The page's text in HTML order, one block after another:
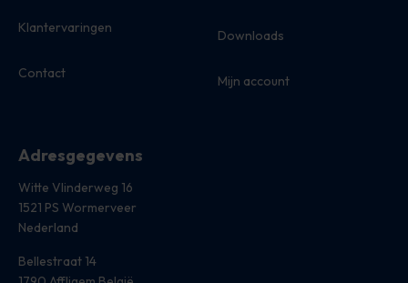
Klantervaringen
Contact
Downloads
Mijn account
Adresgegevens
Witte Vlinderweg 16
1521 PS Wormerveer
Nederland
Bellestraat 14